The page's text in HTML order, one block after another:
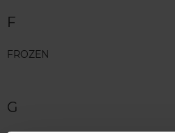
F
FROZEN
G